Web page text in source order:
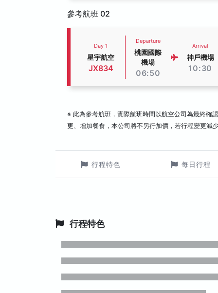
參考航班 02
Day 1
星宇航空
JX834
Departure
桃園國際
機場
06:50
Arrival
神戶機場
10:30
※ 此為參考航班，實際航班時間以航空公司為最終確
更、增加餐食，本公司將不另行加價，若行程變更減
行程特色 每日行程
行程特色